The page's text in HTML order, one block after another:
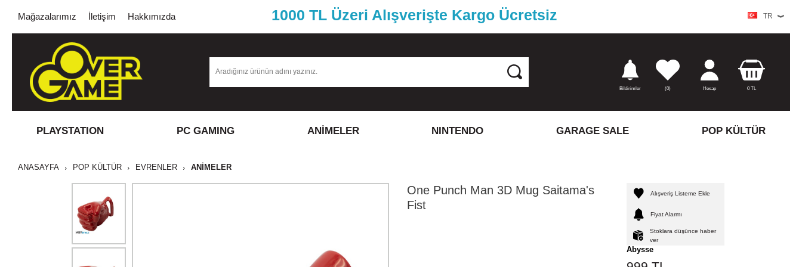
Mağazalarımız İletişim Hakkımızda 1000 TL Üzeri Alışverişte Kargo Ücretsiz TR
Bildirimler (0) Hesap 0TL
PLAYSTATION PC GAMING ANİMELER NINTENDO GARAGE SALE POP KÜLTÜR
ANASAYFA POP KÜLTÜR EVRENLER ANIMELER
One Punch Man 3D Mug Saitama's
Fist
Alışveriş Listeme Ekle
Fiyat Alarmı
Stoklara düşünce haber
ver
Abysse